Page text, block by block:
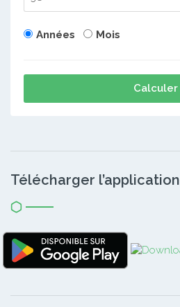
Années Mois
Calculer
Télécharger l’application